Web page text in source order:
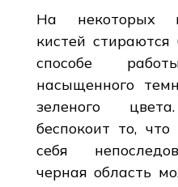
На некоторых
кистей
способе
насыщенного
зеленого
беспокоит то,
себя
черная область